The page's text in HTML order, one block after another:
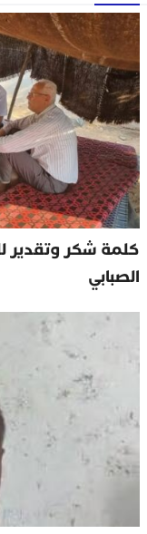
كلمة شكر وتقدير
الصبابي